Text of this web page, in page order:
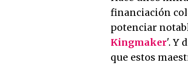
financiación
potenciar
Kingmaker'. Y
que estos